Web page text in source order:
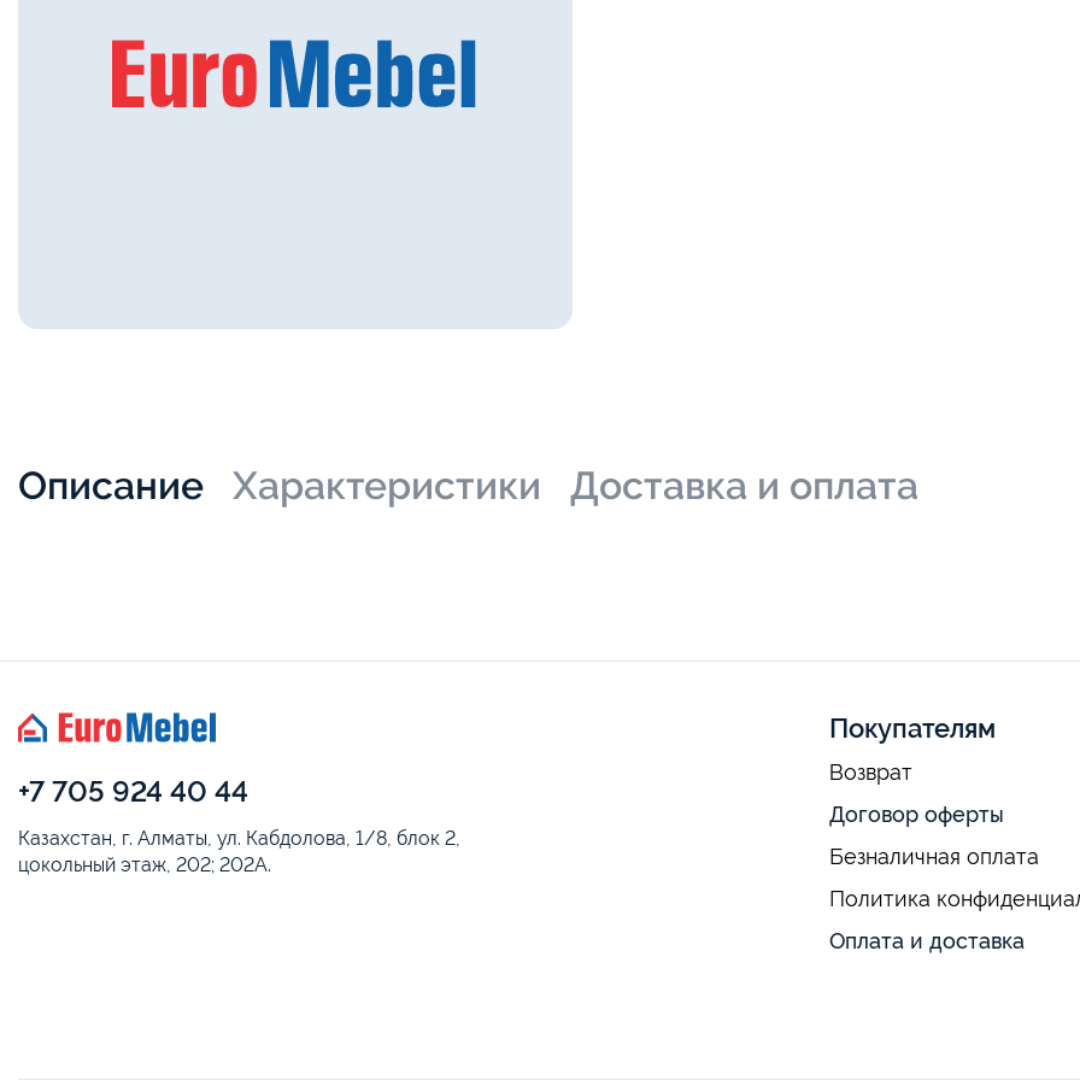
Описание Характеристики Доставка и оплата
+7 705 924 40 44
Казахстан, г. Алматы, ул. Кабдолова, 1/8, блок 2,
цокольный этаж, 202; 202А.
Покупателям
Возврат
Договор оферты
Безналичная оплата
Политика
Оплата и доставка